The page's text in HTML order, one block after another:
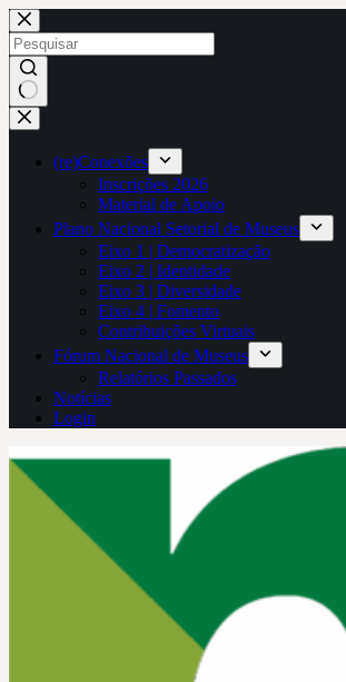
Pular
para
o
conteúdo
Sem
resultados
(re)Conexões
Inscrições 2026
Material de Apoio
Plano Nacional Setorial de Museus
Eixo 1 | Democratização
Eixo 2 | Identidade
Eixo 3 | Diversidade
Eixo 4 | Fomento
Contribuições Virtuais
Fórum Nacional de Museus
Relatórios Passados
Notícias
Login